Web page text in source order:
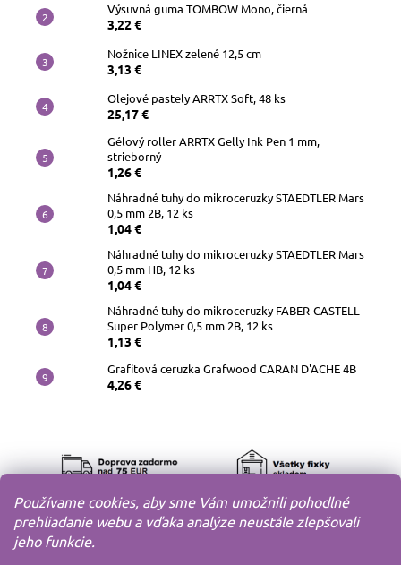
Používame cookies, aby sme Vám umožnili pohodlné
prehliadanie webu a vďaka analýze neustále zlepšovali
jeho funkcie.
Výsuvná guma TOMBOW Mono, čierná
3,22 €
Nožnice LINEX zelené 12,5 cm
3,13 €
Olejové pastely ARRTX Soft, 48 ks
25,17 €
Gélový roller ARRTX Gelly Ink Pen 1 mm,
strieborný
1,26 €
Náhradné tuhy do mikroceruzky STAEDTLER Mars
0,5 mm 2B, 12 ks
1,04 €
Náhradné tuhy do mikroceruzky STAEDTLER Mars
0,5 mm HB, 12 ks
1,04 €
Náhradné tuhy do mikroceruzky FABER-CASTELL
Super Polymer 0,5 mm 2B, 12 ks
1,13 €
Grafitová ceruzka Grafwood CARAN D'ACHE 4B
4,26 €